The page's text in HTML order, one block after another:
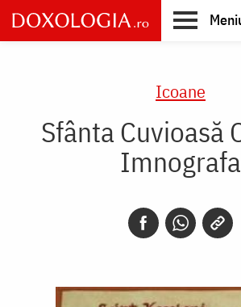
Skip
to
main
Icoane
Sfânta Cuvioasă
Imnografa